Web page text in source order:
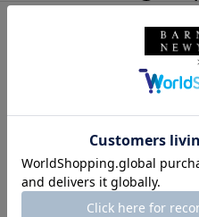
同じカテゴリのアイテム
前の画像